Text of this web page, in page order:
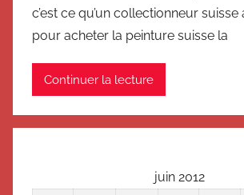
Suissec’est ce qu’un collectionneur
pour acheter la peinture suisse la
Continuer la lecture
juin 2012